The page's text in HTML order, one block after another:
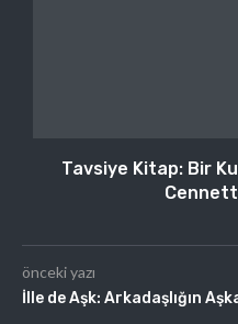
Tavsiye Kitap: Bir
önceki yazı
İlle de Aşk: Arkadaşlığın